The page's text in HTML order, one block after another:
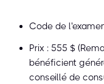
Code de
Prix : 555 $
bénéficient
conseillé de